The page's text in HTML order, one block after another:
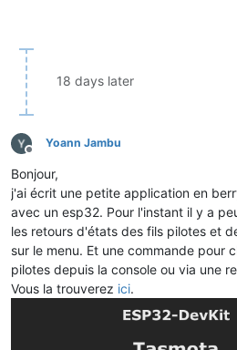
18 days later
Offline
Yoann Jambu
Bonjour,
j'ai écrit une petite application en
avec un esp32. Pour l'instant il y a
les retours d'états des fils pilotes et
sur le menu. Et une commande pour
pilotes depuis la console ou via une
Vous la trouverez ici.